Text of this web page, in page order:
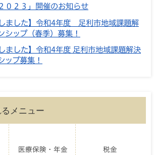
０２３」開催のお知らせ
しました】令和4年度 足利市地域課題解
シップ（春季）募集！
ました】令和4年度 足利市地域課題解決
ップ募集！
メニュー
医療保険・年金 税金